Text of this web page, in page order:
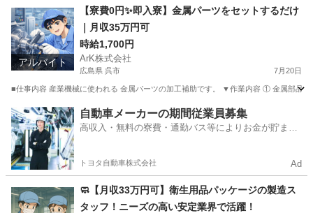
工場 スタッフ
アルバイト
【寮費0円✨即入寮】金属パーツをセットするだけ
｜月収35万円可
時給1,700円
ArK株式会社
広島県 呉市 7月20日
■仕事内容 産業機械に使われる 金属パーツの加工補助です。 ▼作業内容 ① 金属部品
広島 呉市 工場 無料
自動車メーカーの期間従業員募集
高収入・無料の寮費・通勤バス等によりお金が貯まり
トヨタ自動車株式会社 Ad
🧼【月収33万円可】衛生用品パッケージの製造ス
タッフ！ニーズの高い安定業界で活躍！